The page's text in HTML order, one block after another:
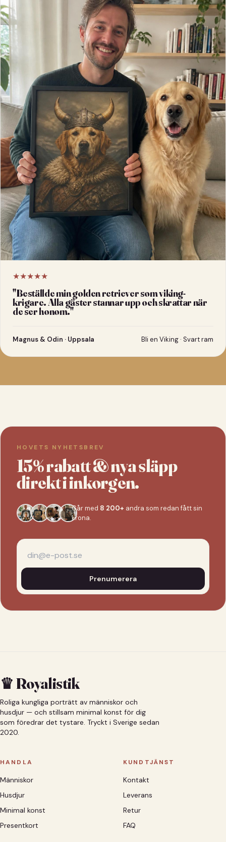
★★★★★
"Beställde min golden retriever som viking-
krigare. Alla gäster stannar upp och skrattar när
de ser honom."
Magnus & Odin · Uppsala Bli en Viking · Svart ram
HOVETS NYHETSBREV
15% rabatt & nya släpp
direkt i inkorgen.
Går med 8 200+ andra som redan fått sin
krona.
Prenumerera
♛ Royalistik
Roliga kungliga porträtt av människor och
husdjur — och stillsam minimal konst för dig
som föredrar det tystare. Tryckt i Sverige sedan
2020.
HANDLA
Människor
Husdjur
Minimal konst
Presentkort
KUNDTJÄNST
Kontakt
Leverans
Retur
FAQ